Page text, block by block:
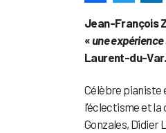
Jean-François
«une expérience
Laurent-du-Var.
Célèbre pianiste
l’éclectisme et
Gonzales, Didier